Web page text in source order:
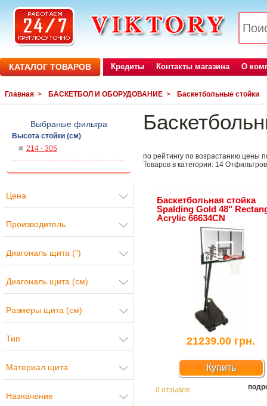
КАТАЛОГ ТОВАРОВ Кредиты Контакты магазина О
Главная > БАСКЕТБОЛ И ОБОРУДОВАНИЕ > Баскетбольные стойки
Выбраные фильтра
Высота стойки (см)
214 - 305
Цена
Производитель
Диагональ щита (″)
Диагональ щита (см)
Размеры щита (см)
Тип
Материал щита
Назначение
по рейтингу по возрастанию цены
Товаров в категории: 14
Баскетбольная стойка
Spalding Gold 48"
Acrylic 66634CN
21239.00 грн.
Купить
0 отзывов